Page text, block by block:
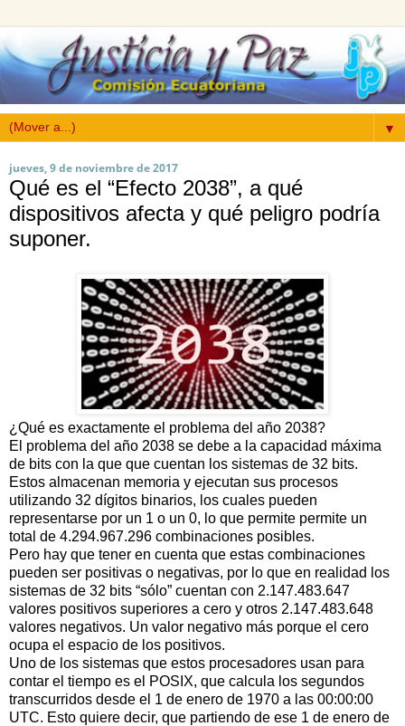
▼
jueves, 9 de noviembre de 2017
Qué es el “Efecto 2038”, a qué
dispositivos afecta y qué peligro podría
suponer.
¿Qué es exactamente el problema del año 2038?
El problema del año 2038 se debe a la capacidad máxima
de bits con la que que cuentan los sistemas de 32 bits.
Estos almacenan memoria y ejecutan sus procesos
utilizando 32 dígitos binarios, los cuales pueden
representarse por un 1 o un 0, lo que permite permite un
total de 4.294.967.296 combinaciones posibles.
Pero hay que tener en cuenta que estas combinaciones
pueden ser positivas o negativas, por lo que en realidad los
sistemas de 32 bits “sólo” cuentan con 2.147.483.647
valores positivos superiores a cero y otros 2.147.483.648
valores negativos. Un valor negativo más porque el cero
ocupa el espacio de los positivos.
Uno de los sistemas que estos procesadores usan para
contar el tiempo es el POSIX, que calcula los segundos
transcurridos desde el 1 de enero de 1970 a las 00:00:00
UTC. Esto quiere decir, que partiendo de ese 1 de enero de